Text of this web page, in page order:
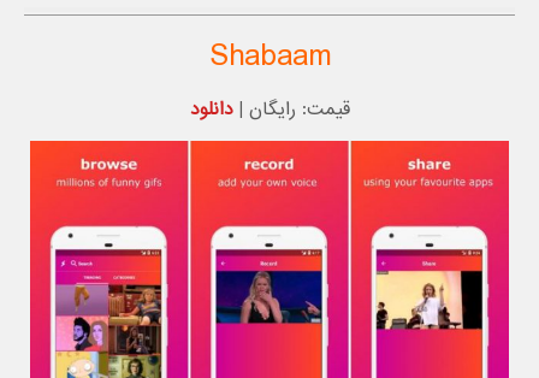
Shabaam
قیمت: رایگان |دانلود